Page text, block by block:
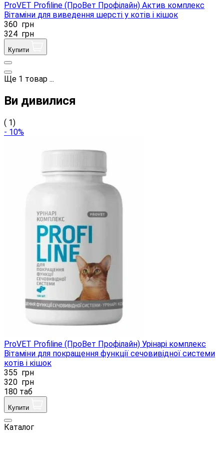
ProVET Profiline (ПроВет Профілайн) Актив комплекс
Вітаміни для виведення шерсті у котів і кішок
360 грн
324 грн
Купити
Ще 1 товар ...
Ви дивилися
( 1)
- 10%
ProVET Profiline (ПроВет Профілайн) Урінарі комплекс
Вітаміни для покращення функції сечовивідної системи
котів і кішок
355 грн
320 грн
180 таб
Купити
Каталог